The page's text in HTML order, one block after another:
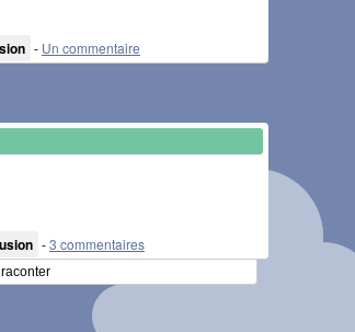
- Un commentaire
-3 commentaires